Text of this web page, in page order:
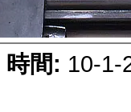
時間: 10-1-